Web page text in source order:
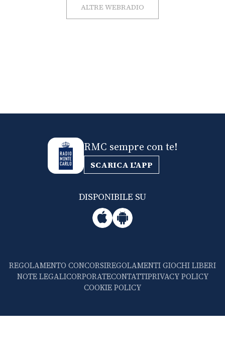
ALTRE WEBRADIO
RMC sempre con te!
SCARICA L'APP
DISPONIBILE SU
REGOLAMENTO CONCORSIREGOLAMENTI GIOCHI LIBERI
NOTE LEGALICORPORATECONTATTIPRIVACY POLICY
COOKIE POLICY